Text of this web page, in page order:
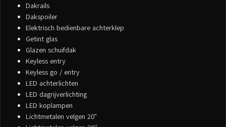
Dakrails
Dakspoiler
Elektrisch bedienbare achterklep
Getint glas
Glazen schuifdak
Keyless entry
Keyless go / entry
LED achterlichten
LED dagrijverlichting
LED koplampen
Lichtmetalen velgen 20"